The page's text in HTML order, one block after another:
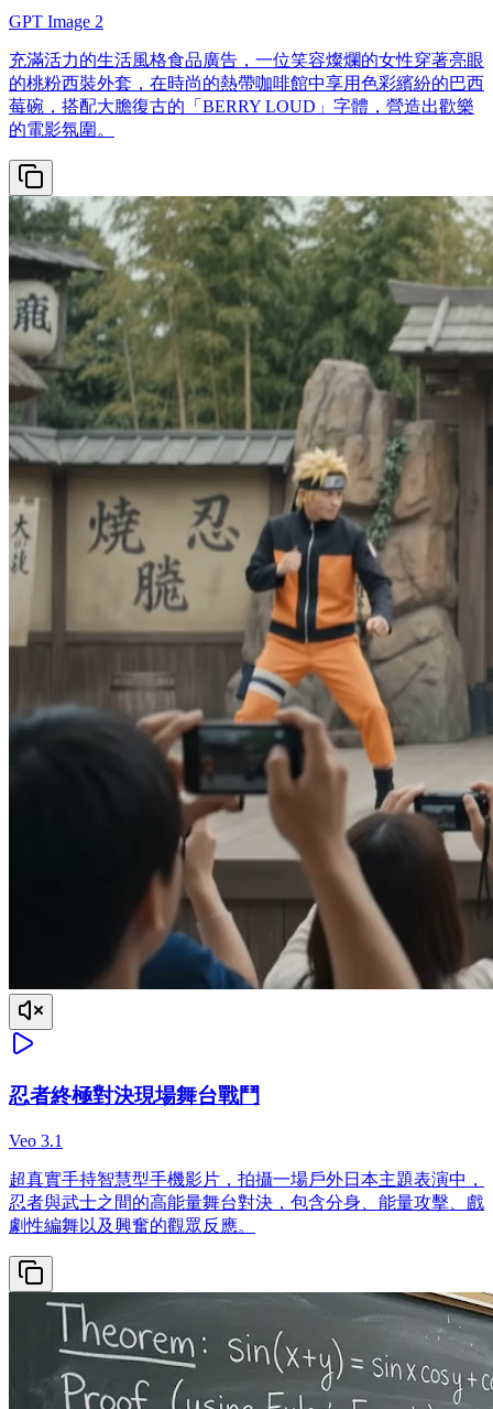
GPT Image 2
充滿活力的生活風格食品廣告，一位笑容燦爛的女性穿著亮眼
的桃粉西裝外套，在時尚的熱帶咖啡館中享用色彩繽紛的巴西
莓碗，搭配大膽復古的「BERRY LOUD」字體，營造出歡樂
的電影氛圍。
忍者終極對決現場舞台戰鬥
Veo 3.1
超真實手持智慧型手機影片，拍攝一場戶外日本主題表演中，
忍者與武士之間的高能量舞台對決，包含分身、能量攻擊、戲
劇性編舞以及興奮的觀眾反應。